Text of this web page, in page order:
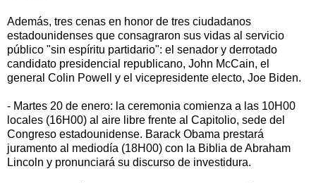
Además, tres cenas en honor de tres ciudadanos
estadounidenses que consagraron sus vidas al servicio
público "sin espíritu partidario": el senador y derrotado
candidato presidencial republicano, John McCain, el
general Colin Powell y el vicepresidente electo, Joe Biden.
- Martes 20 de enero: la ceremonia comienza a las 10H00
locales (16H00) al aire libre frente al Capitolio, sede del
Congreso estadounidense. Barack Obama prestará
juramento al mediodía (18H00) con la Biblia de Abraham
Lincoln y pronunciará su discurso de investidura.